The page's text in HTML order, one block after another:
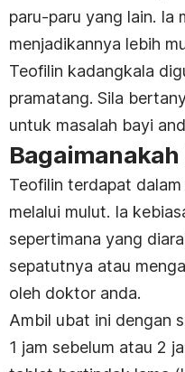
paru-paru yang lain. Ia
menjadikannya lebih
Teofilin kadangkala
pramatang. Sila
untuk masalah bayi
Teofilin terdapat
melalui mulut. Ia
sepertimana yang
sepatutnya atau
oleh doktor anda.
Ambil ubat ini dengan
1 jam sebelum atau 2